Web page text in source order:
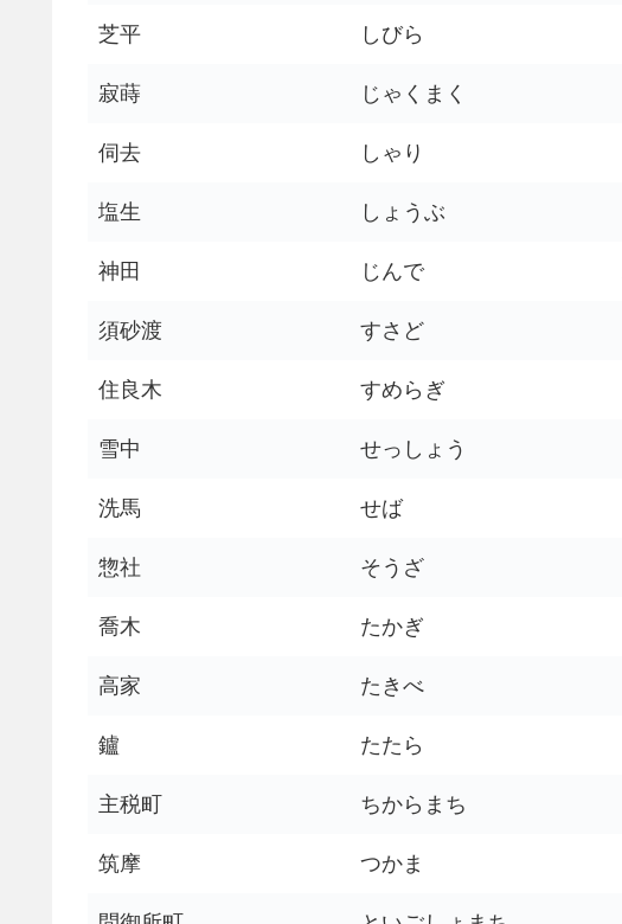
芝平 しびら
寂蒔 じゃくまく
伺去 しゃり
塩生 しょうぶ
神田 じんで
須砂渡 すさど
住良木 すめらぎ
雪中 せっしょう
洗馬 せば
惣社 そうざ
喬木 たかぎ
高家 たきべ
鑪 たたら
主税町 ちからまち
筑摩 つかま